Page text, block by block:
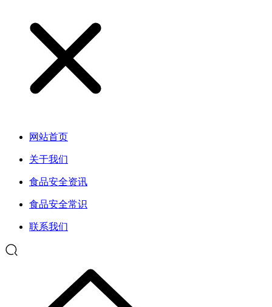
网站首页
关于我们
食品安全资讯
食品安全常识
联系我们